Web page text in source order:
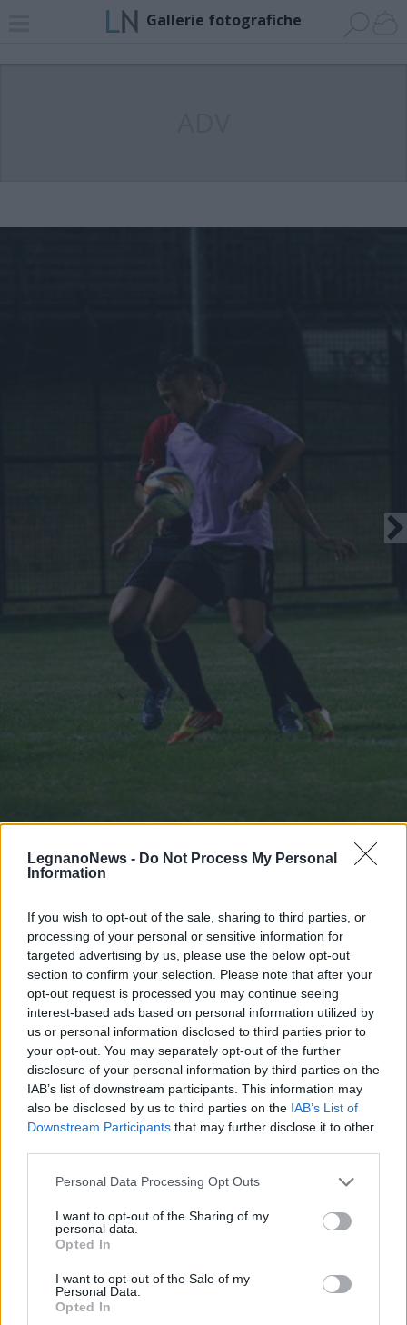
LegnanoNews - Do Not Process My Personal
Information
If you wish to opt-out of the sale, sharing to third parties, or
processing of your personal or sensitive information for
targeted advertising by us, please use the below opt-out
section to confirm your selection. Please note that after your
opt-out request is processed you may continue seeing
interest-based ads based on personal information utilized by
us or personal information disclosed to third parties prior to
your opt-out. You may separately opt-out of the further
disclosure of your personal information by third parties on the
IAB’s list of downstream participants. This information may
also be disclosed by us to third parties on the IAB’s List of
Downstream Participants that may further disclose it to other
Personal Data Processing Opt Outs
I want to opt-out of the Sharing of my
personal data.
Opted In
I want to opt-out of the Sale of my
Personal Data.
Opted In
Gallerie fotografiche
Calcio Legnano – Coppa 2012
Commenti
Accedioregistratiper commentare questo
articolo.
L'email è richiesta ma non verrà mostrata ai visitatori. Il contenuto di questo